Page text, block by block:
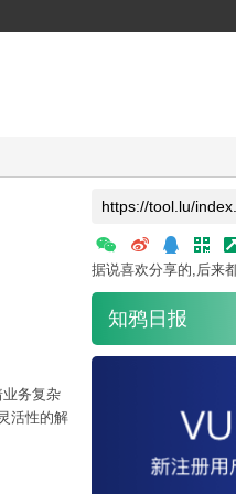
务复杂
活性的解
据说喜欢分享的,后来
知鸦日报